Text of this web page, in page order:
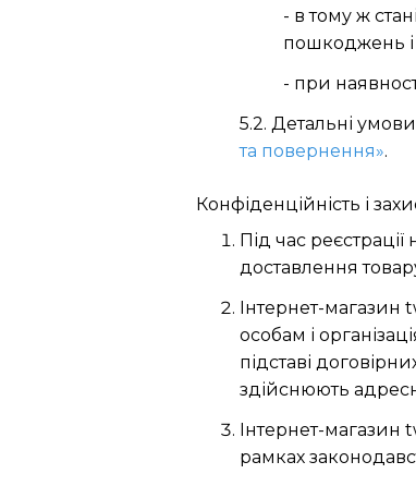
- в тому ж
пошкоджень і
- при
5.2. Детальні
та повернення».
Конфіденційність і
Під час
доставлення
Інтернет-магазин
особам і
підставі
здійснюють
Інтернет-магазин
рамках